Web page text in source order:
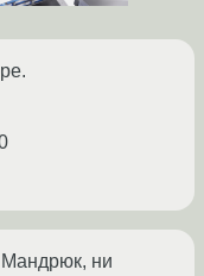
Мандрюк, ни